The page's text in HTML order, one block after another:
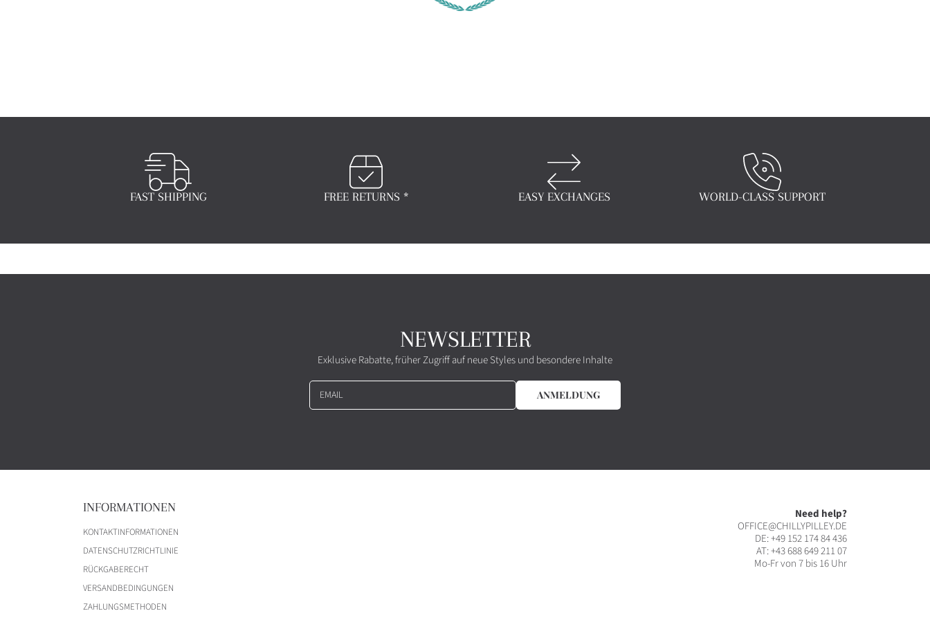
FAST SHIPPING FREE RETURNS * EASY EXCHANGES WORLD-CLASS SUPPORT
NEWSLETTER
Exklusive Rabatte, früher Zugriff auf neue Styles und besondere Inhalte
EMAIL ANMELDUNG
INFORMATIONEN
KONTAKTINFORMATIONEN
DATENSCHUTZRICHTLINIE
RÜCKGABERECHT
VERSANDBEDINGUNGEN
ZAHLUNGSMETHODEN
Need help?
OFFICE@CHILLYPILLEY.DE
DE:+49 152 174 84 436
AT:+43 688 649 211 07
Mo-Fr von 7 bis 16 Uhr